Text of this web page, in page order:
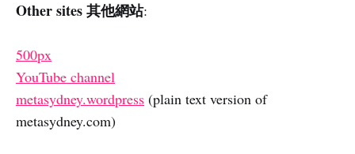
Other sites 其他網站:
500px
YouTube channel
metasydney.wordpress (plain text version of
metasydney.com)